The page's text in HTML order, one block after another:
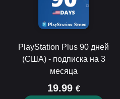
PlayStation Plus 90 дней
(США) - подписка на 3
месяца
19.99 €